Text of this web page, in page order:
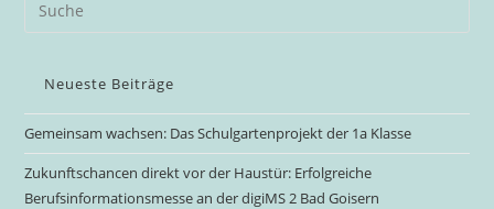
Neueste Beiträge
Gemeinsam wachsen: Das Schulgartenprojekt der 1a Klasse
Zukunftschancen direkt vor der Haustür: Erfolgreiche
Berufsinformationsmesse an der digiMS 2 Bad Goisern